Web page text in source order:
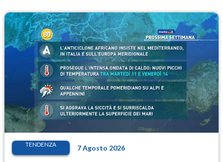
TENDENZA 7 Agosto 2026